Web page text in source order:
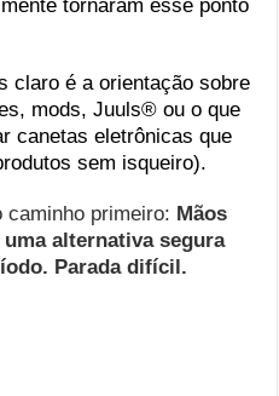
tornaram esse ponto
claro é a orientação sobre
mods, Juuls® ou o que
canetas eletrônicas que
sem isqueiro).
primeiro: Mãos
alternativa segura
Parada difícil.